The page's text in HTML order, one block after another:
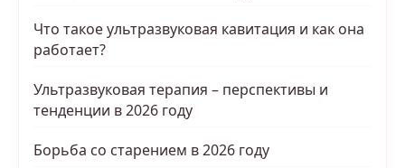
Что такое ультразвуковая кавитация и как она
работает?
Ультразвуковая терапия – перспективы и
тенденции в 2026 году
Борьба со старением в 2026 году